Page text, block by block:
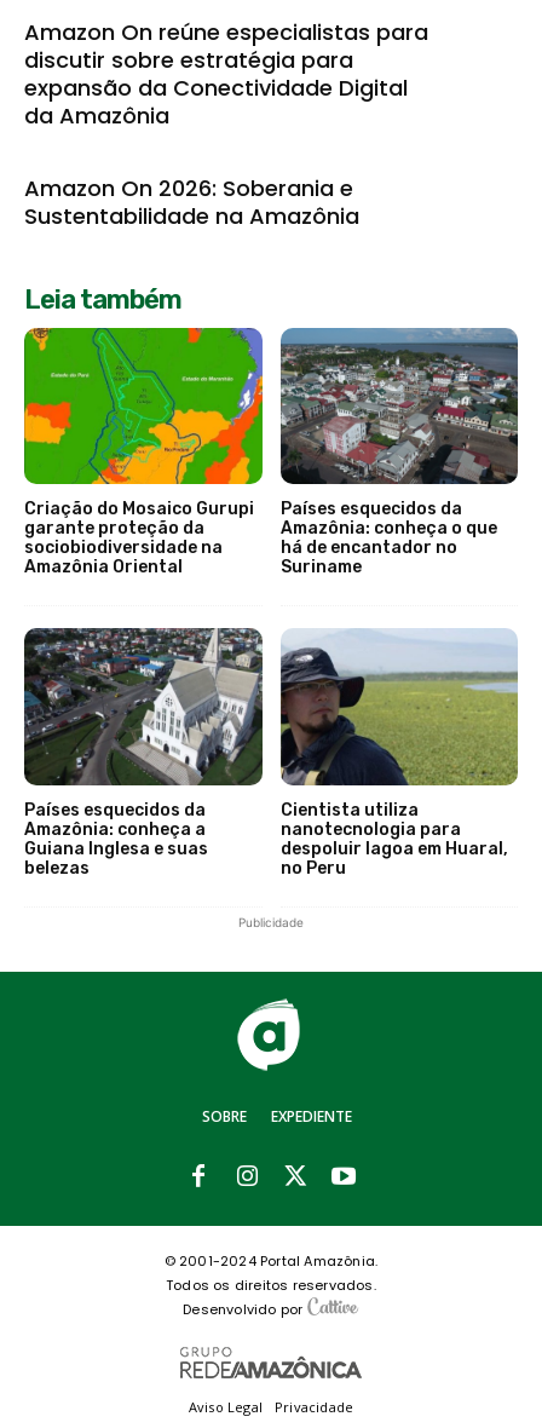
Amazon On reúne especialistas para
discutir sobre estratégia para
expansão da Conectividade Digital
da Amazônia
Amazon On 2026: Soberania e
Sustentabilidade na Amazônia
Leia também
Criação do Mosaico Gurupi
garante proteção da
sociobiodiversidade na
Amazônia Oriental
Países esquecidos da
Amazônia: conheça o que
há de encantador no
Suriname
Países esquecidos da
Amazônia: conheça a
Guiana Inglesa e suas
belezas
Cientista utiliza
nanotecnologia para
despoluir lagoa em Huaral,
no Peru
Publicidade
SOBRE EXPEDIENTE
© 2001-2024 Portal Amazônia.
Todos os direitos reservados.
Desenvolvido por
Aviso Legal Privacidade